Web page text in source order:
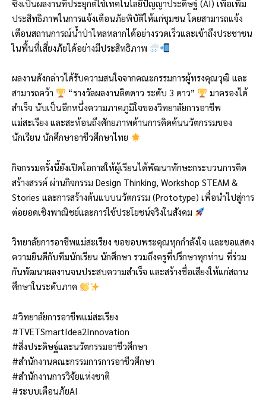
ซึ่งเป็นผลงานที่ประยุกต์ใช้เทคโนโลยีปัญญาประดิษฐ์ (AI) เพื่อเพิ่ม
ประสิทธิภาพในการแจ้งเตือนภัยพิบัติให้แก่ชุมชน โดยสามารถแจ้ง
เตือนสถานการณ์น้ำป่าไหลหลากได้อย่างรวดเร็วและเข้าถึงประชาชน
ในพื้นที่เสี่ยงภัยได้อย่างมีประสิทธิภาพ
ผลงานดังกล่าวได้รับความสนใจจากคณะกรรมการผู้ทรงคุณวุฒิ และ
สามารถคว้า
“รางวัลผลงานติดดาว ระดับ 3 ดาว”
มาครองได้
สำเร็จ นับเป็นอีกหนึ่งความภาคภูมิใจของวิทยาลัยการอาชีพ
แม่สะเรียง และสะท้อนถึงศักยภาพด้านการคิดค้นนวัตกรรมของ
นักเรียน นักศึกษาอาชีวศึกษาไทย
กิจกรรมครั้งนี้ยังเปิดโอกาสให้ผู้เรียนได้พัฒนาทักษะกระบวนการคิด
สร้างสรรค์ ผ่านกิจกรรม Design Thinking, Workshop STEAM &
Stories และการสร้างต้นแบบนวัตกรรม (Prototype) เพื่อนำไปสู่การ
ต่อยอดเชิงพาณิชย์และการใช้ประโยชน์จริงในสังคม
วิทยาลัยการอาชีพแม่สะเรียง ขอขอบพระคุณทุกกำลังใจ และขอแสดง
ความยินดีกับทีมนักเรียน นักศึกษา รวมถึงครูที่ปรึกษาทุกท่าน ที่ร่วม
กันพัฒนาผลงานจนประสบความสำเร็จ และสร้างชื่อเสียงให้แก่สถาน
ศึกษาในระดับภาค
#วิทยาลัยการอาชีพแม่สะเรียง
#TVETSmartIdea2Innovation
#สิ่งประดิษฐ์และนวัตกรรมอาชีวศึกษา
#สำนักงานคณะกรรมการการอาชีวศึกษา
#สำนักงานการวิจัยแห่งชาติ
#ระบบเตือนภัยAI